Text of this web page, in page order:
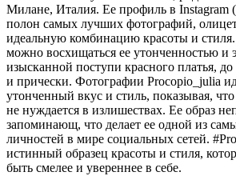
Милане, Италия. Ее профиль в Instagram
полон самых лучших фотографий,
идеальную комбинацию красоты и
можно восхищаться ее утонченностью и
изысканной поступи красного платья,
и прически. Фотографии Procopio_julia
утонченный вкус и стиль, показывая, что
не нуждается в излишествах. Ее образ
запоминающ, что делает ее одной из
личностей в мире социальных сетей.
истинный образец красоты и стиля,
быть смелее и увереннее в себе.